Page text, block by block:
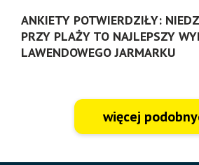
ANKIETY POTWIERDZIŁY:
PRZY PLAŻY TO NAJLEPSZY
LAWENDOWEGO JARMARKU
więcej